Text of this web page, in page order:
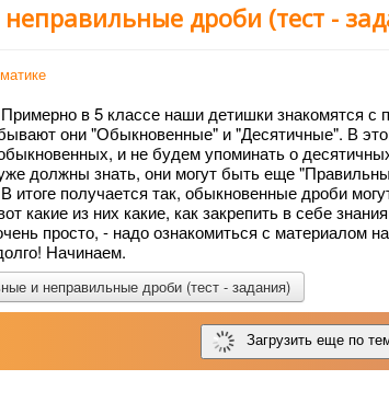
дроби (тест -
Примерно в 5 классе наши детишки знакомятся с
они "Обыкновенные" и "Десятичные". В
и не будем упоминать о
должны знать, они могут быть еще
В итоге получается так, обыкновенные дроби
какие из них какие, как закрепить в себе
просто, - надо ознакомиться с материалом
Начинаем.
и неправильные дроби (тест - задания)
Загрузить еще по